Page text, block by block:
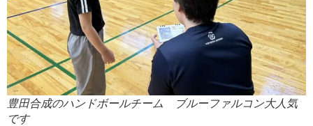
豊田合成のハンドボールチーム ブルーファルコン大人気
です